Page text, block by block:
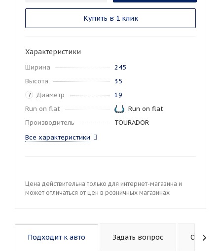
Купить в 1 клик
Характеристики
Ширина
245
Высота
35
? Диаметр
19
Run on flat
Run on flat
Производитель
TOURADOR
Все характеристики
Цена действительна только для интернет-магазина и
может отличаться от цен в розничных магазинах
Подходит к авто Задать вопрос